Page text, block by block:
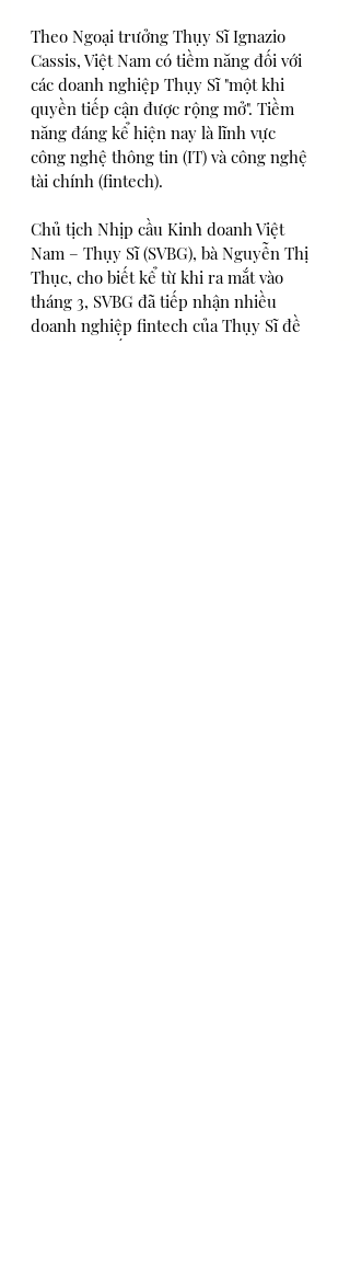
Theo Ngoại trưởng Thụy Sĩ Ignazio
Cassis, Việt Nam có tiềm năng đối với
các doanh nghiệp Thụy Sĩ "một khi
quyền tiếp cận được rộng mở". Tiềm
năng đáng kể hiện nay là lĩnh vực
công nghệ thông tin (IT) và công nghệ
tài chính (fintech).
Chủ tịch Nhịp cầu Kinh doanh Việt
Nam – Thụy Sĩ (SVBG), bà Nguyễn Thị
Thục, cho biết kể từ khi ra mắt vào
tháng 3, SVBG đã tiếp nhận nhiều
doanh nghiệp fintech của Thụy Sĩ đề